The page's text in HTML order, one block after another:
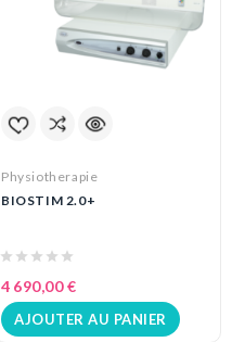
Physiotherapie
BIOSTIM 2.0+
4 690,00 €
AJOUTER AU PANIER